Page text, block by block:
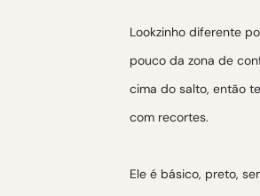
Lookzinho diferente
pouco da zona de
cima do salto, então
com recortes.
Ele é básico, preto,